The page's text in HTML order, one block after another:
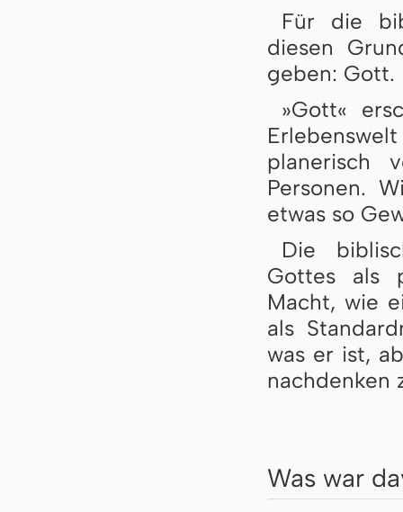
Für die
diesen
geben: Gott.
»Gott«
planerisch
Personen.
etwas so
Die
Gottes als
Macht, wie
als
was er ist,
nachdenken
Was war